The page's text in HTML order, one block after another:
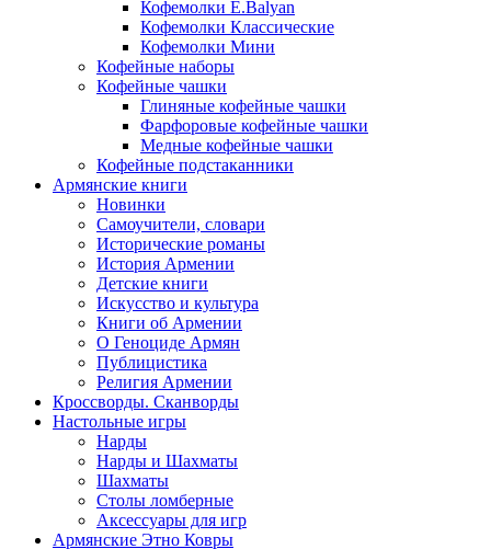
Кофемолки E.Balyan
Кофемолки Классические
Кофемолки Мини
Кофейные наборы
Кофейные чашки
Глиняные кофейные чашки
Фарфоровые кофейные чашки
Медные кофейные чашки
Кофейные подстаканники
Армянские книги
Новинки
Самоучители, словари
Исторические романы
История Армении
Детские книги
Иcкусство и культура
Книги об Армении
О Геноциде Армян
Публицистика
Религия Армении
Кроссворды. Сканворды
Настольные игры
Нарды
Нарды и Шахматы
Шахматы
Столы ломберные
Аксессуары для игр
Армянские Этно Ковры